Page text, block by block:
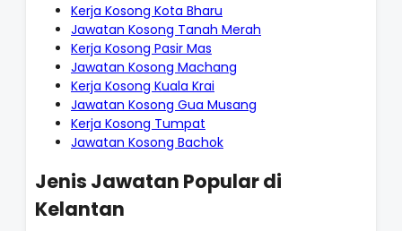
Kerja Kosong Kota Bharu
Jawatan Kosong Tanah Merah
Kerja Kosong Pasir Mas
Jawatan Kosong Machang
Kerja Kosong Kuala Krai
Jawatan Kosong Gua Musang
Kerja Kosong Tumpat
Jawatan Kosong Bachok
Jenis Jawatan Popular di
Kelantan